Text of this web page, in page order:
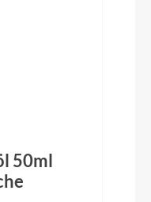
ready
50ml